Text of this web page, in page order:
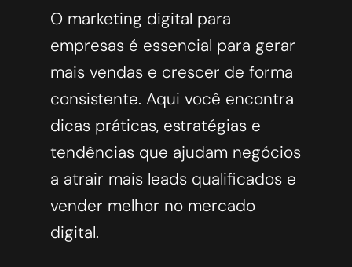
O marketing digital para
empresas é essencial para gerar
mais vendas e crescer de forma
consistente. Aqui você encontra
dicas práticas, estratégias e
tendências que ajudam negócios
a atrair mais leads qualificados e
vender melhor no mercado
digital.